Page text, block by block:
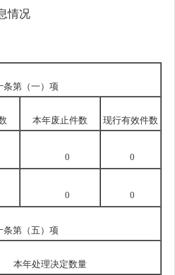
情况
条第（一）项
本年废止件数 现行有效件数
0 0
0 0
条第（五）项
本年处理决定数量